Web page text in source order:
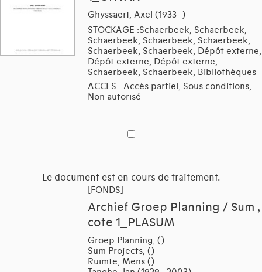
Ghyssaert, Axel (1933 -)
STOCKAGE :Schaerbeek, Schaerbeek,
Schaerbeek, Schaerbeek, Schaerbeek,
Schaerbeek, Schaerbeek, Dépôt externe,
Dépôt externe, Dépôt externe,
Schaerbeek, Schaerbeek, Bibliothèques
ACCES : Accès partiel, Sous conditions,
Non autorisé
Le document est en cours de traitement.
[FONDS]
Archief Groep Planning / Sum ,
cote 1_PLASUM
Groep Planning, ()
Sum Projects, ()
Ruimte, Mens ()